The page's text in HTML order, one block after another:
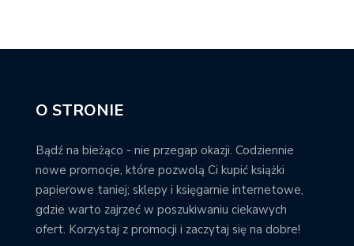
O STRONIE
Bądź na bieżąco - nie przegap okazji. Codziennie
nowe promocje, które pozwolą Ci kupić książki
papierowe taniej; sklepy i księgarnie internetowe,
gdzie warto zajrzeć w poszukiwaniu ciekawych
ofert. Korzystaj z promocji i zaczytaj się na dobre!